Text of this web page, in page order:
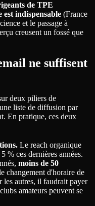
de TPE
est indispensable (France
et le passage à
creusent un fossé que
ne suffisent
deux piliers de
liste de diffusion par
En pratique, ces deux
Le reach organique
% ces dernières années.
moins de 50
changement d'horaire de
les autres, il faudrait payer
amateurs peuvent se